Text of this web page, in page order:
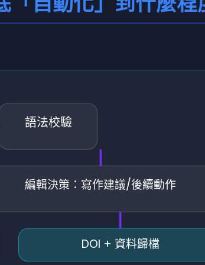
語法校驗
編輯決策：寫作建議/後續動作
DOI + 資料歸檔